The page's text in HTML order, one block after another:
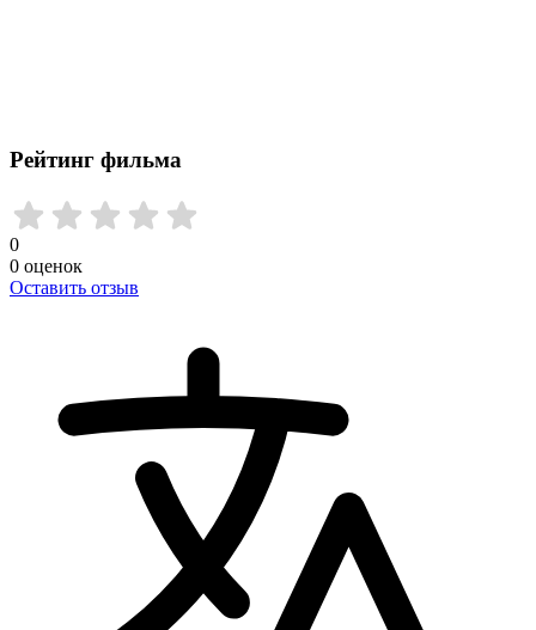
Рейтинг фильма
0
0 оценок
Оставить отзыв